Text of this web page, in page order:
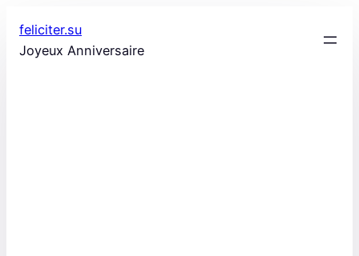
au
contenu
feliciter.su
Joyeux Anniversaire